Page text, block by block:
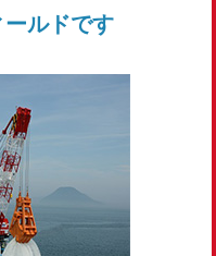
ルドです